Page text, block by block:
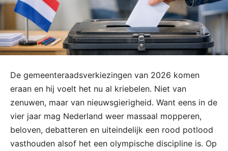
De gemeenteraadsverkiezingen van 2026 komen
eraan en hij voelt het nu al kriebelen. Niet van
zenuwen, maar van nieuwsgierigheid. Want eens in de
vier jaar mag Nederland weer massaal mopperen,
beloven, debatteren en uiteindelijk een rood potlood
vasthouden alsof het een olympische discipline is. Op